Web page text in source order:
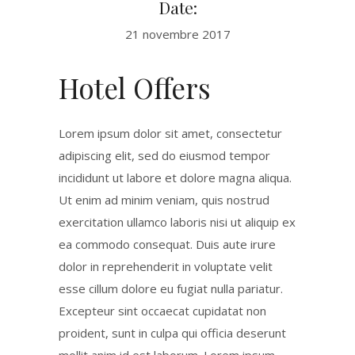
Date:
21 novembre 2017
Hotel Offers
Lorem ipsum dolor sit amet, consectetur
adipiscing elit, sed do eiusmod tempor
incididunt ut labore et dolore magna aliqua.
Ut enim ad minim veniam, quis nostrud
exercitation ullamco laboris nisi ut aliquip ex
ea commodo consequat. Duis aute irure
dolor in reprehenderit in voluptate velit
esse cillum dolore eu fugiat nulla pariatur.
Excepteur sint occaecat cupidatat non
proident, sunt in culpa qui officia deserunt